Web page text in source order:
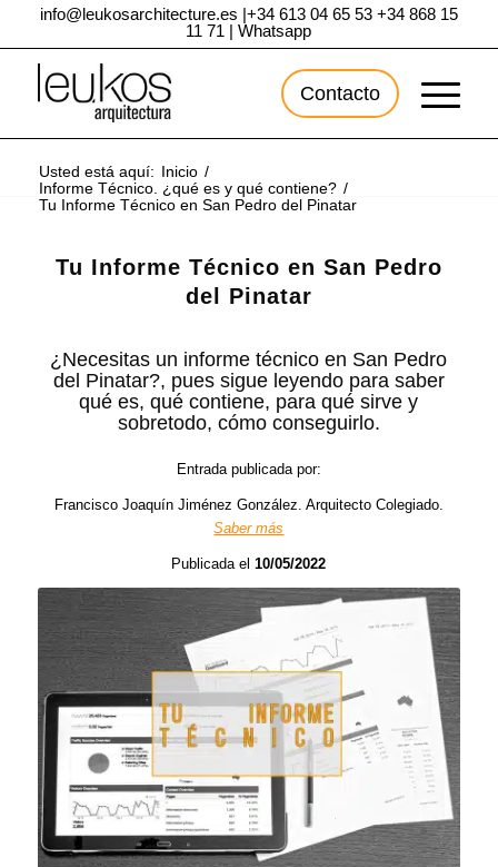
info@leukosarchitecture.es |+34 613 04 65 53 +34 868 15
11 71 |Whatsapp
Contacto
Usted está aquí: Inicio /
Informe Técnico. ¿qué es y qué contiene? /
Tu Informe Técnico en San Pedro del Pinatar
Tu Informe Técnico en San Pedro
del Pinatar
¿Necesitas un informe técnico en San Pedro
del Pinatar?, pues sigue leyendo para saber
qué es, qué contiene, para qué sirve y
sobretodo, cómo conseguirlo.
Entrada publicada por:
Francisco Joaquín Jiménez González. Arquitecto Colegiado.
Saber más
Publicada el10/05/2022